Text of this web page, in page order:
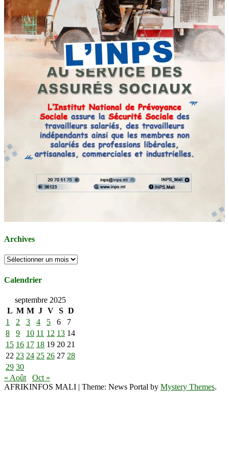
Archives
Archives
Calendrier
septembre 2025
L M M J V S D
1
2 3 4 5 6
7
8
9 10 11 12 13 14
15 16 17 18 19 20 21
22 23 24 25 26 27 28
29 30
« Août
Oct »
AFRIKINFOS MALI | Theme: News Portal by Mystery Themes.